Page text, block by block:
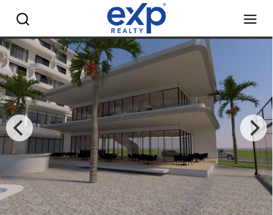
Invierte en el Primer Condo Hotel de Lujo en La Romana -